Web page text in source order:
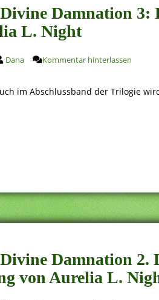
Divine Damnation
L. Night
Dana Kommentar hinterlassen
im Abschlussband der Trilogie
Divine Damnation 2.
von Aurelia L.